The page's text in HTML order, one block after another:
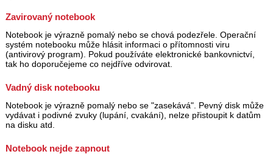
Zavirovaný notebook
Notebook je výrazně pomalý nebo se chová podezřele. Operační
systém notebooku může hlásit informaci o přítomnosti viru
(antivirový program). Pokud používáte elektronické bankovnictví,
tak ho doporučejeme co nejdříve odvirovat.
Vadný disk notebooku
Notebook je výrazně pomalý nebo se "zasekává". Pevný disk může
vydávat i podivné zvuky (lupání, cvakání), nelze přistoupit k datům
na disku atd.
Notebook nejde zapnout